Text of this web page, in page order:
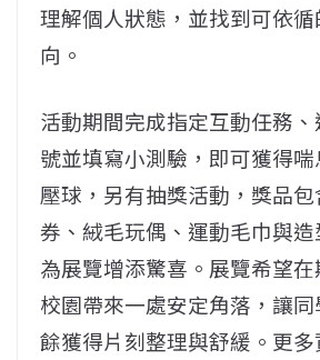
理解個人狀態，並找到可依
向。
活動期間完成指定互動任務
號並填寫小測驗，即可獲得
壓球，另有抽獎活動，獎品
券、絨毛玩偶、運動毛巾與造
為展覽增添驚喜。展覽希望
校園帶來一處安定角落，讓同
餘獲得片刻整理與舒緩。更